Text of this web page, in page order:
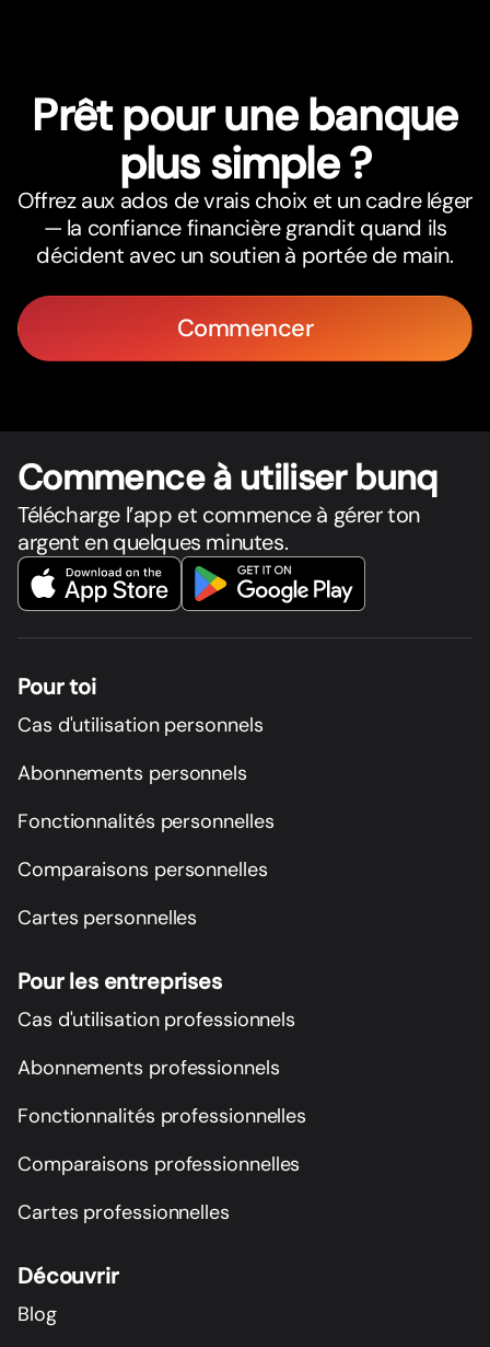
Prêt pour une banque
plus simple ?
Offrez aux ados de vrais choix et un cadre léger
— la confiance financière grandit quand ils
décident avec un soutien à portée de main.
Commencer
Commence à utiliser bunq
Télécharge l’app et commence à gérer ton
argent en quelques minutes.
Pour toi
Cas d'utilisation personnels
Abonnements personnels
Fonctionnalités personnelles
Comparaisons personnelles
Cartes personnelles
Pour les entreprises
Cas d'utilisation professionnels
Abonnements professionnels
Fonctionnalités professionnelles
Comparaisons professionnelles
Cartes professionnelles
Découvrir
Blog